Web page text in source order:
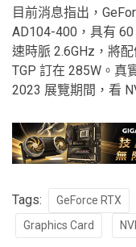
目前消息指出，
AD104-400，具有
速時脈 2.6GHz，將
TGP 訂在 285W。真
2023 展覽期間，看
Tags: GeForce RTX
Graphics Card